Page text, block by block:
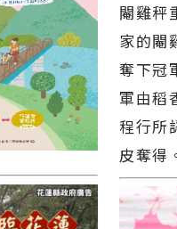
閹雞秤
家的閹
奪下冠
軍由稻
程行所
皮奪得